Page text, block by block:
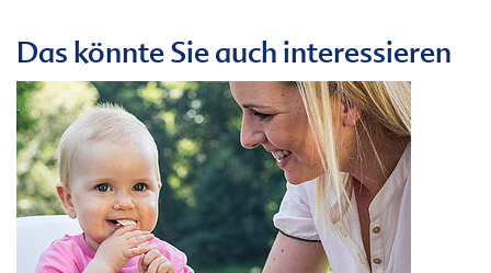
Das könnte Sie auch interessieren